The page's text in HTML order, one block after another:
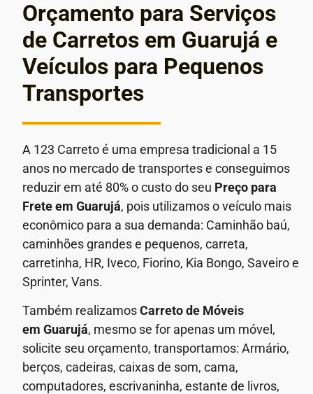
Orçamento para Serviços
de Carretos em Guarujá e
Veículos para Pequenos
Transportes
A 123 Carreto é uma empresa tradicional a 15
anos no mercado de transportes e conseguimos
reduzir em até 80% o custo do seu Preço para
Frete em Guarujá, pois utilizamos o veículo mais
econômico para a sua demanda: Caminhão baú,
caminhões grandes e pequenos, carreta,
carretinha, HR, Iveco, Fiorino, Kia Bongo, Saveiro e
Sprinter, Vans.
Também realizamosCarreto de Móveis
em Guarujá, mesmo se for apenas um móvel,
solicite seu orçamento, transportamos: Armário,
berços, cadeiras, caixas de som, cama,
computadores, escrivaninha, estante de livros,